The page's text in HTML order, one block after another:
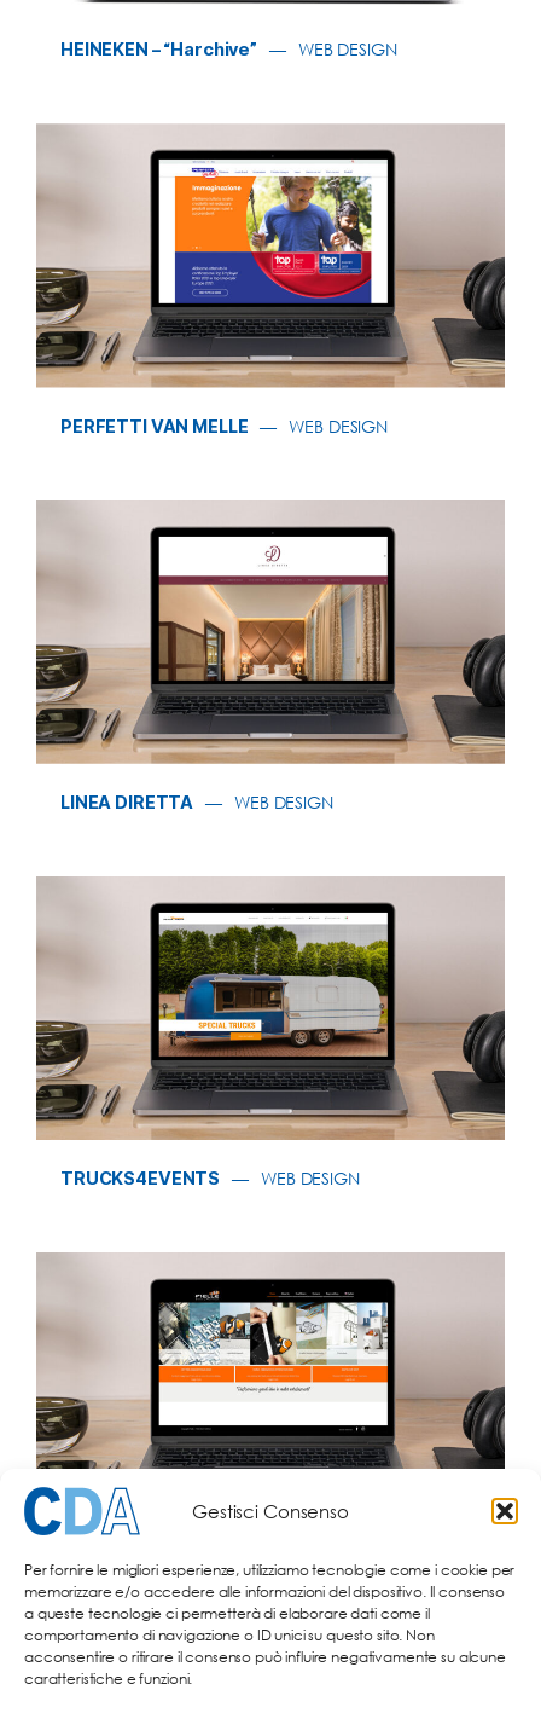
Gestisci Consenso
Per fornire le migliori esperienze, utilizziamo tecnologie come i cookie per
memorizzare e/o accedere alle informazioni del dispositivo. Il consenso
a queste tecnologie ci permetterà di elaborare dati come il
comportamento di navigazione o ID unici su questo sito. Non
acconsentire o ritirare il consenso può influire negativamente su alcune
caratteristiche e funzioni.
HEINEKEN – “Harchive” WEB DESIGN
PERFETTI VAN MELLE WEB DESIGN
LINEA DIRETTA WEB DESIGN
TRUCKS4EVENTS WEB DESIGN